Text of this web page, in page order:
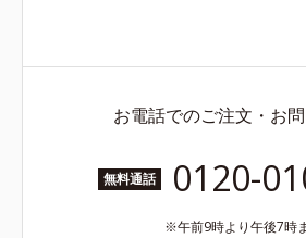
お電話でのご注文・お
無料通話 0120-
午前9時より午後7時